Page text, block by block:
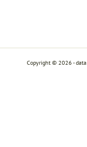
Copyright © 2026 -